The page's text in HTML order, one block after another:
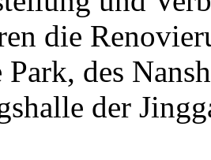
die
Park, des
der